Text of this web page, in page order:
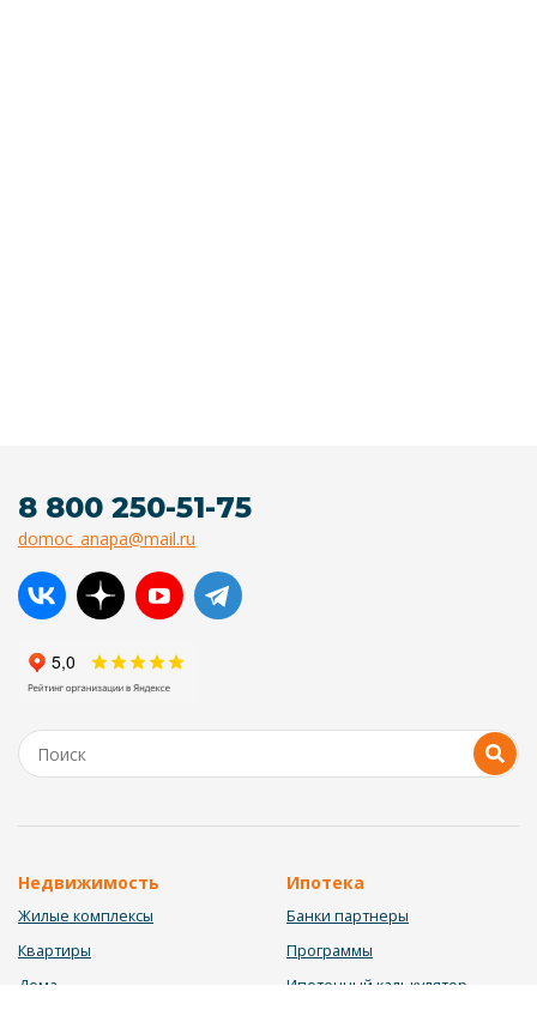
8 800 250-51-75
domoc_anapa@mail.ru
Недвижимость
Жилые комплексы
Квартиры
Дома
Ипотека
Банки партнеры
Программы
Ипотечный калькулятор